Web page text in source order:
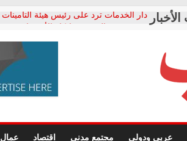
دار الخدمات ترد على رئيس هيئة التأمينات
معاناة أصحاب المعاشات.. ونطالب بكشف
فرحات سليمان يكتب: القطاع الصحي إلى
حزب التحالف الشعبي يطلق لجنة “الحق
صور .. اعتماد الرسومات النهائية للقرار
عربي ودولي مجتمع مدني اقتصاد عمال